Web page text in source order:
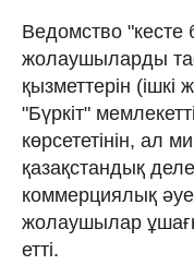
Ведомство
жолаушыларды
қызметтерін
"Бүркіт"
көрсететінін, ал
қазақстандық
коммерциялық
жолаушылар
етті.